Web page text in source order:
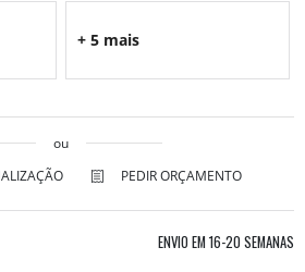
+ 5 mais
ou
PEDIR ORÇAMENTO
ENVIO EM 16-20 SEMANAS